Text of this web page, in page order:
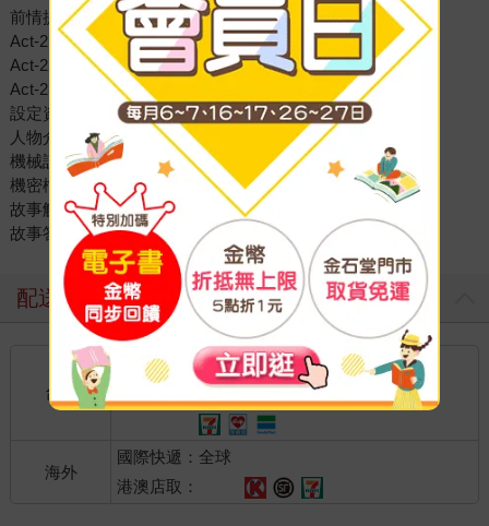
前情提要
Act-21 天打雷劈幹死你
Act-22 永別了！文明
Act-23 和平降臨
設定資料集第六集
人物介紹
機械設定
機密檔案
故事解析
故事答問
配送方式
台灣
國內宅配：本島、離島
不限金額免運費
海外
國際快遞：全球
港澳店取：